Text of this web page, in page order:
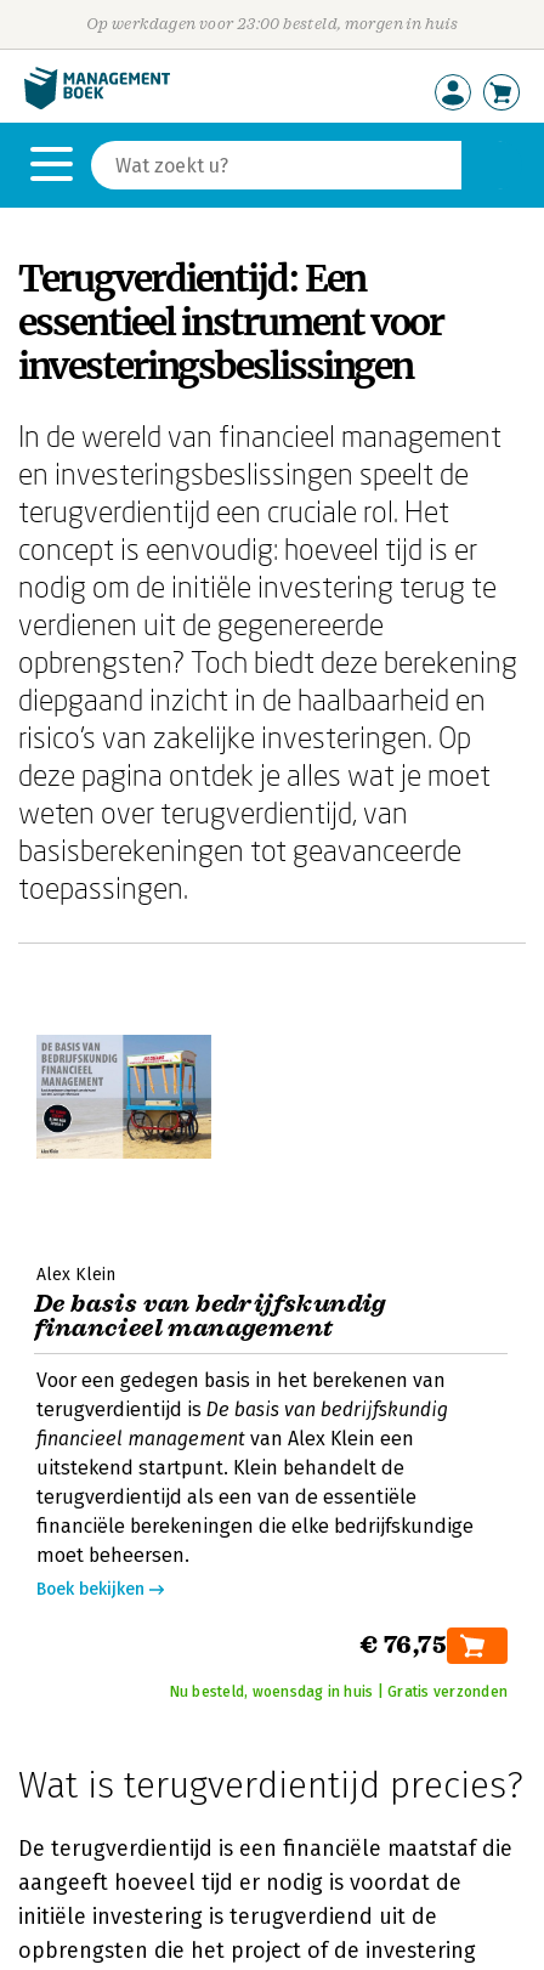
Op werkdagen voor 23:00 besteld, morgen in huis
Terugverdientijd: Een
essentieel instrument voor
investeringsbeslissingen
In de wereld van financieel management
en investeringsbeslissingen speelt de
terugverdientijd een cruciale rol. Het
concept is eenvoudig: hoeveel tijd is er
nodig om de initiële investering terug te
verdienen uit de gegenereerde
opbrengsten? Toch biedt deze berekening
diepgaand inzicht in de haalbaarheid en
risico's van zakelijke investeringen. Op
deze pagina ontdek je alles wat je moet
weten over terugverdientijd, van
basisberekeningen tot geavanceerde
toepassingen.
Alex Klein
De basis van bedrijfskundig
financieel management
Voor een gedegen basis in het berekenen van
terugverdientijd is De basis van bedrijfskundig
financieel management van Alex Klein een
uitstekend startpunt. Klein behandelt de
terugverdientijd als een van de essentiële
financiële berekeningen die elke bedrijfskundige
moet beheersen.
Boek bekijken
€ 76,75
Nu besteld, woensdag in huis | Gratis verzonden
Wat is terugverdientijd precies?
De terugverdientijd is een financiële maatstaf die
aangeeft hoeveel tijd er nodig is voordat de
initiële investering is terugverdiend uit de
opbrengsten die het project of de investering